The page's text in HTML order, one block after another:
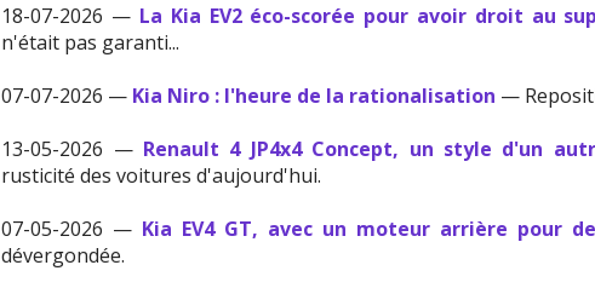
18-07-2026 — La Kia EV2 éco-scorée pour avoir droit au
n'était pas garanti...
07-07-2026 — Kia Niro : l'heure de la rationalisation —
13-05-2026 — Renault 4 JP4x4 Concept, un style d'un
rusticité des voitures d'aujourd'hui.
07-05-2026 — Kia EV4 GT, avec un moteur arrière pour
dévergondée.